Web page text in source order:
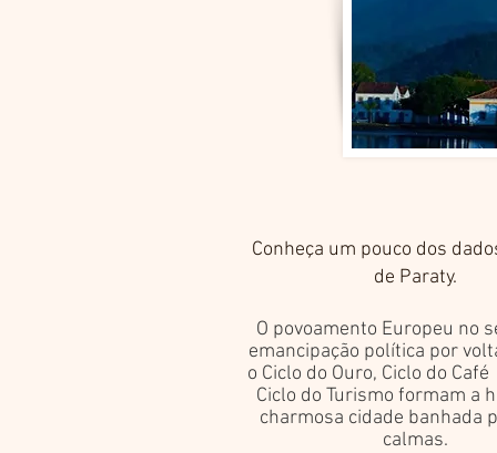
Conheça um pouco dos
de Paraty.
O povoamento Europeu no
emancipação política por
o Ciclo do Ouro, Ciclo do
Ciclo do Turismo formam a
charmosa cidade banhada
calmas.